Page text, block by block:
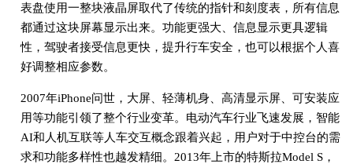
表盘使用一整块液晶屏取代了传统的指针和刻度表，所有信息
都通过这块屏幕显示出来。功能更强大、信息显示更具逻辑
性，驾驶者接受信息更快，提升行车安全，也可以根据个人喜
好调整相应参数。
2007年iPhone问世，大屏、轻薄机身、高清显示屏、可安装应
用等功能引领了整个行业变革。电动汽车行业飞速发展，智能
AI和人机互联等人车交互概念跟着兴起，用户对于中控台的需
求和功能多样性也越发精细。2013年上市的特斯拉Model S，